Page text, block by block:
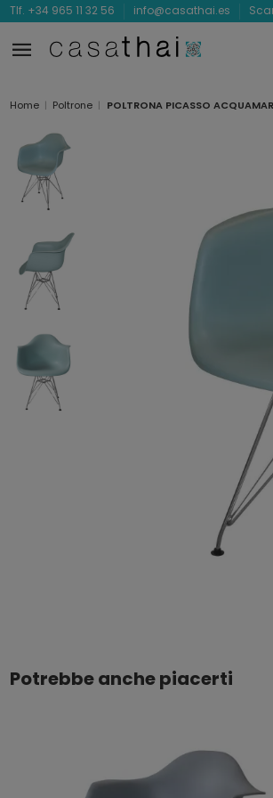
Tlf. +34 965 11 32 56 info@casathai.es
Home Poltrone POLTRONA PICASSO
Potrebbe anche piacerti